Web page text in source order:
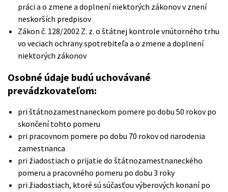
práci a o zmene a doplnení niektorých zákonov v znení
neskorších predpisov
Zákon č. 128/2002 Z. z. o štátnej kontrole vnútorného trhu
vo veciach ochrany spotrebiteľa a o zmene a doplnení
niektorých zákonov
Osobné údaje budú uchovávané
prevádzkovateľom:
pri štátnozamestnaneckom pomere po dobu 50 rokov po
skončení tohto pomeru
pri pracovnom pomere po dobu 70 rokov od narodenia
zamestnanca
pri žiadostiach o prijatie do štátnozamestnaneckého
pomeru a pracovného pomeru po dobu 3 roky
pri žiadostiach, ktoré sú súčasťou výberových konaní po